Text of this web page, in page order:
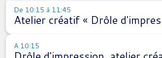
De 10:15 à 11:45
Atelier créatif « Drôle
A 10:15